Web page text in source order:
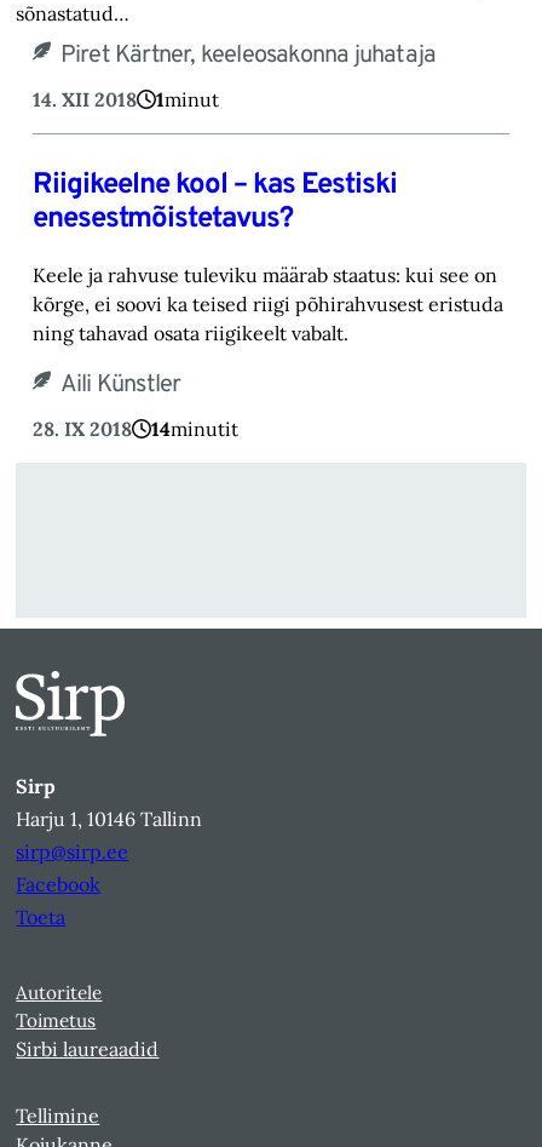
sõnastatud…
Piret Kärtner, keeleosakonna juhataja
14. XII 2018 1minut
Riigikeelne kool – kas Eestiski
enesestmõistetavus?
Keele ja rahvuse tuleviku määrab staatus: kui see on
kõrge, ei soovi ka teised riigi põhirahvusest eristuda
ning tahavad osata riigikeelt vabalt.
Aili Künstler
28. IX 2018 14minutit
Sirp
Harju 1, 10146 Tallinn
sirp@sirp.ee
Facebook
Toeta
Autoritele
Toimetus
Sirbi laureaadid
Tellimine